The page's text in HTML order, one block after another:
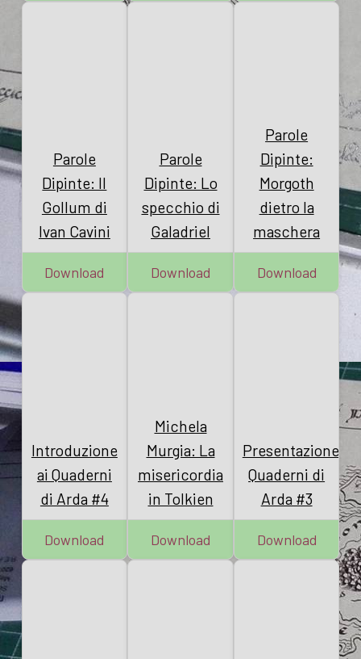
Parole
Dipinte: Il
Gollum di
Ivan Cavini
Download
Parole
Dipinte: Lo
specchio di
Galadriel
Download
Parole
Dipinte:
Morgoth
dietro la
maschera
Download
Introduzione
ai Quaderni
di Arda #4
Download
Michela
Murgia: La
misericordia
in Tolkien
Download
Presentazione
Quaderni di
Arda #3
Download